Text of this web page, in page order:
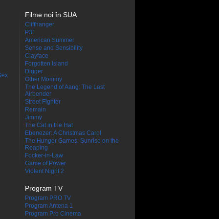
Filme noi în SUA
Cliffhanger
P31
American Summer
Sense and Sensibility
Clayface
Forgotten Island
Digger
Other Mommy
The Legend of Aang: The Last
Airbender
Street Fighter
Remain
Jimmy
The Cat in the Hat
Ebenezer: A Christmas Carol
The Hunger Games: Sunrise on the
Reaping
Focker-in-Law
Game of Power
Violent Night 2
Program TV
Program PRO TV
Program Antena 1
Program Pro Cinema